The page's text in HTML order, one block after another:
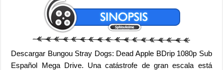
Descargar Bungou Stray Dogs: Dead Apple BDrip 1080p Sub
Español Mega Drive. Una catástrofe de gran escala está